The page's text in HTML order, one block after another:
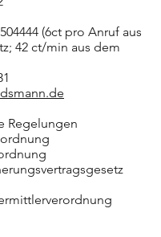
(6ct pro Anruf aus
42 ct/min aus dem
Regelungen